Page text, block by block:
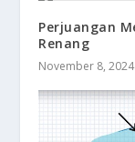
Perjuangan
Renang
November 8, 2024